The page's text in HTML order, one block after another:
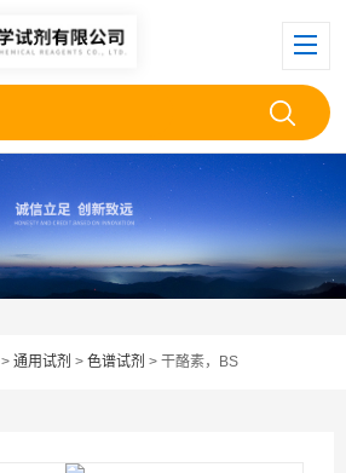
> 通用试剂 > 色谱试剂 > 干酪素，BS